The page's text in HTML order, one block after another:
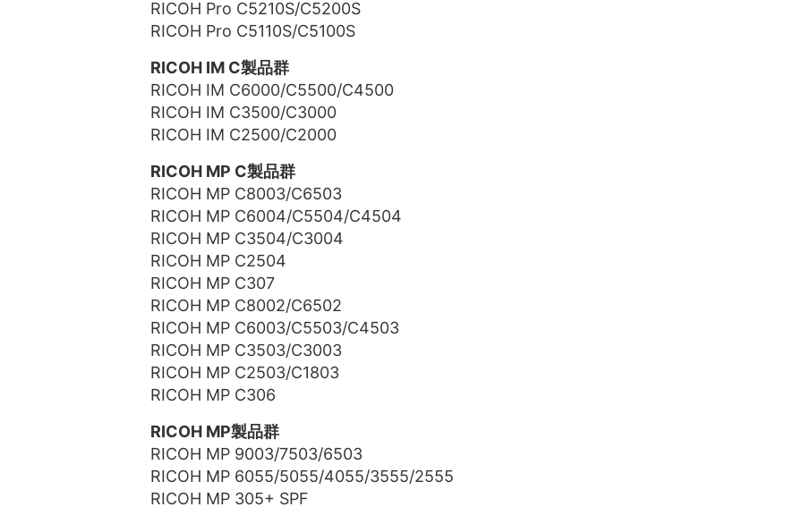
RICOH Pro C5210S/C5200S
RICOH Pro C5110S/C5100S
RICOH IM C製品群
RICOH IM C6000/C5500/C4500
RICOH IM C3500/C3000
RICOH IM C2500/C2000
RICOH MP C製品群
RICOH MP C8003/C6503
RICOH MP C6004/C5504/C4504
RICOH MP C3504/C3004
RICOH MP C2504
RICOH MP C307
RICOH MP C8002/C6502
RICOH MP C6003/C5503/C4503
RICOH MP C3503/C3003
RICOH MP C2503/C1803
RICOH MP C306
RICOH MP製品群
RICOH MP 9003/7503/6503
RICOH MP 6055/5055/4055/3555/2555
RICOH MP 305+ SPF